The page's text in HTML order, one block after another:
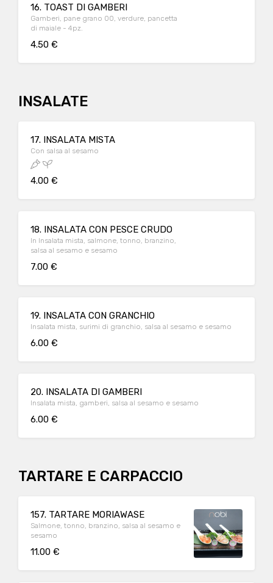
16. TOAST DI GAMBERI
Gamberi, pane grano 00, verdure, pancetta
di maiale - 4pz.
4.50 €
INSALATE
17. INSALATA MISTA
Con salsa al sesamo
4.00 €
18. INSALATA CON PESCE CRUDO
In Insalata mista, salmone, tonno, branzino,
salsa al sesamo e sesamo
7.00 €
19. INSALATA CON GRANCHIO
Insalata mista, surimi di granchio, salsa al sesamo e sesamo
6.00 €
20. INSALATA DI GAMBERI
Insalata mista, gamberi, salsa al sesamo e sesamo
6.00 €
TARTARE E CARPACCIO
157. TARTARE MORIAWASE
Salmone, tonno, branzino, salsa al sesamo e
sesamo
11.00 €